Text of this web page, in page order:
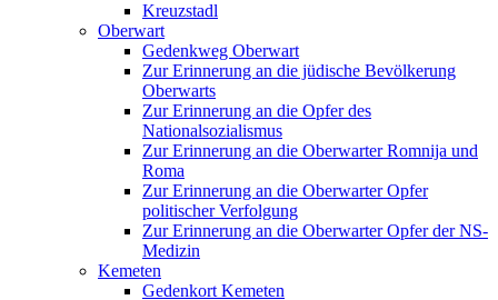
Kreuzstadl
Oberwart
Gedenkweg Oberwart
Zur Erinnerung an die jüdische Bevölkerung
Oberwarts
Zur Erinnerung an die Opfer des
Nationalsozialismus
Zur Erinnerung an die Oberwarter Romnija und
Roma
Zur Erinnerung an die Oberwarter Opfer
politischer Verfolgung
Zur Erinnerung an die Oberwarter Opfer der NS-
Medizin
Kemeten
Gedenkort Kemeten